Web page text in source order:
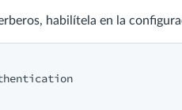
habilítela en la